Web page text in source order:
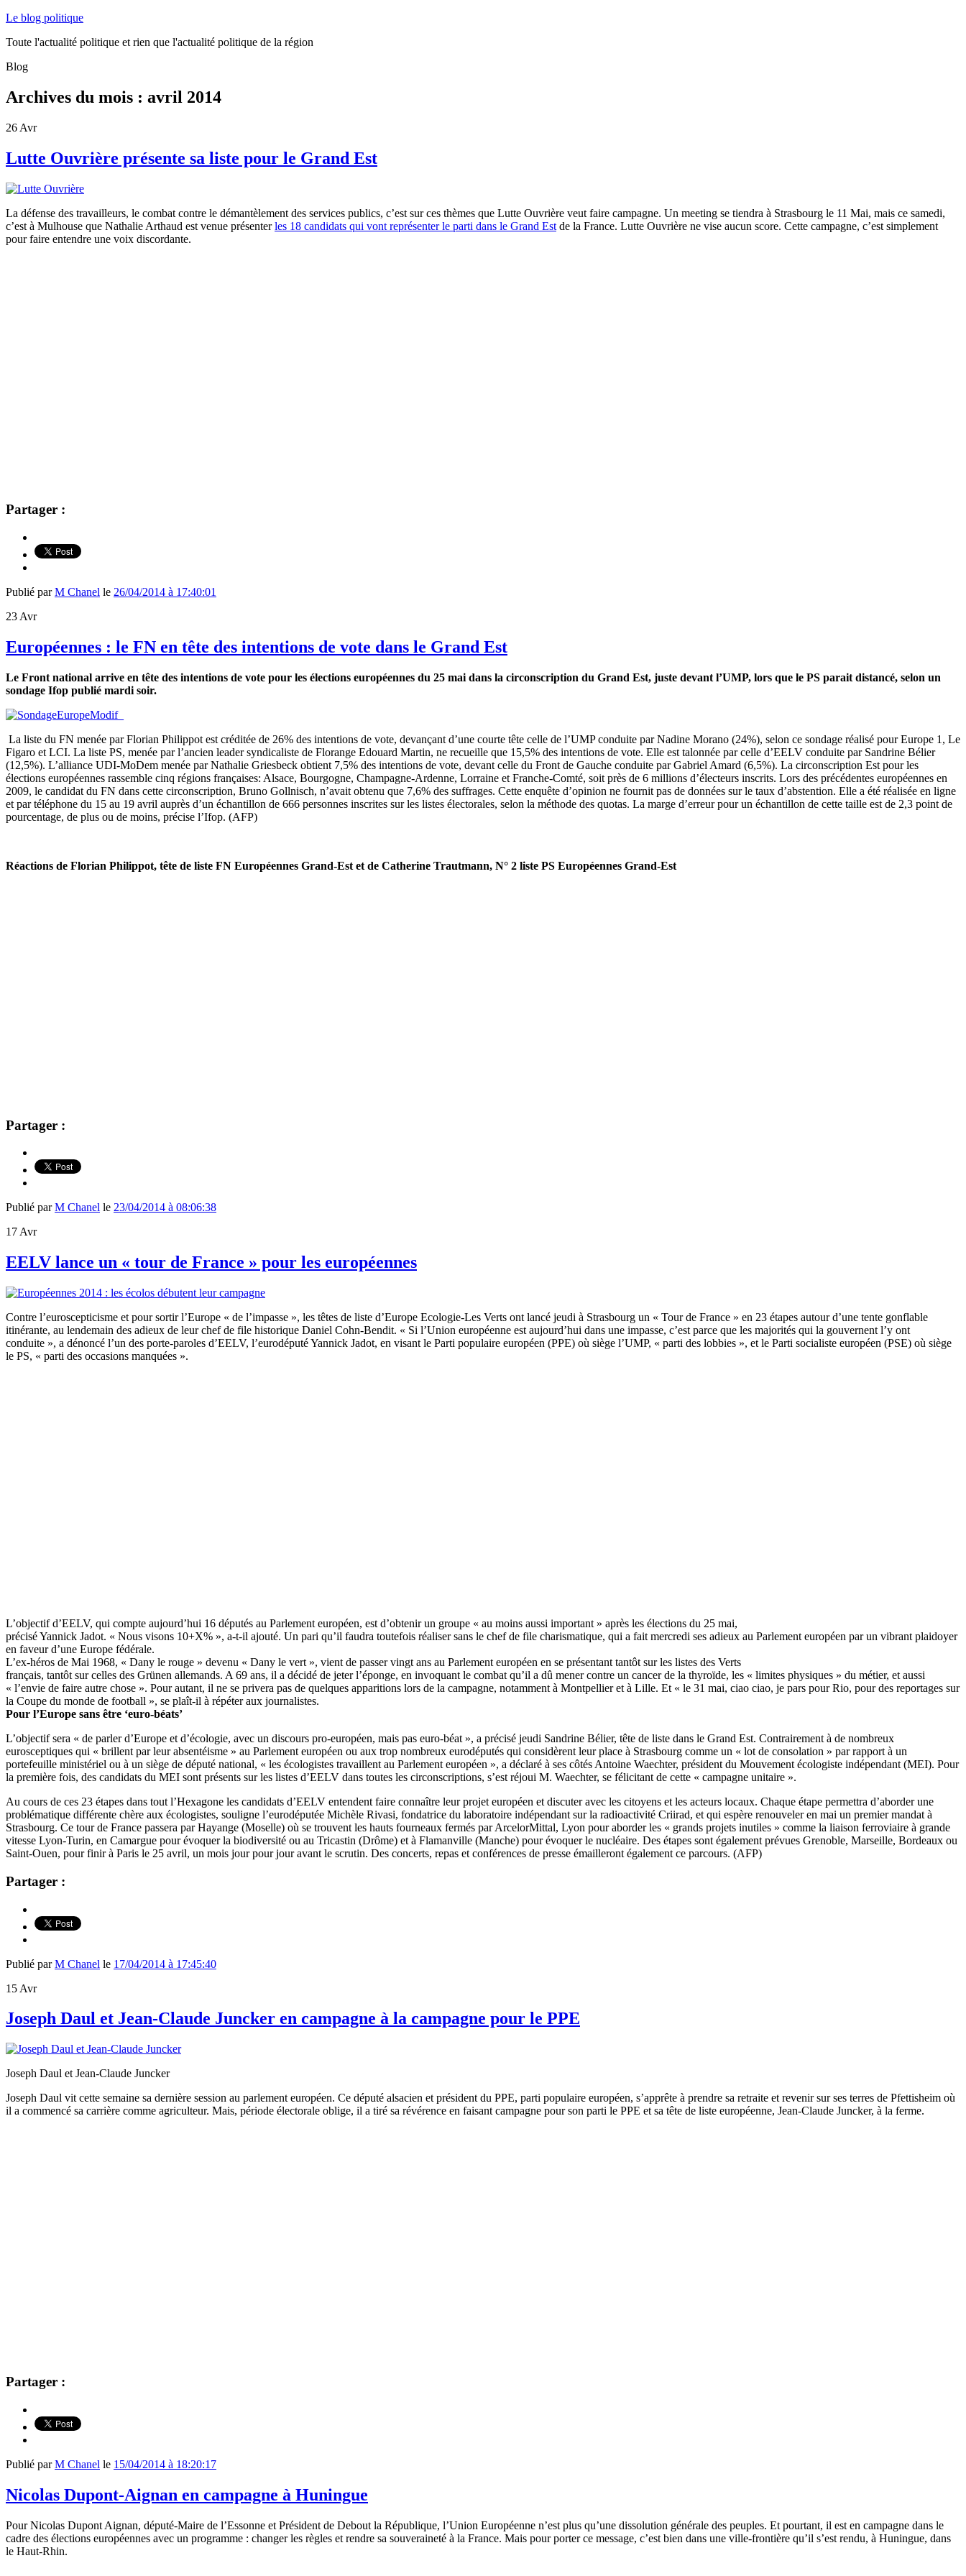
Le blog politique
Toute l'actualité politique et rien que l'actualité politique de la région
Blog
Archives du mois : avril 2014
26 Avr
Lutte Ouvrière présente sa liste pour le Grand Est
La défense des travailleurs, le combat contre le démantèlement des services publics, c’est sur ces thèmes que Lutte Ouvrière veut faire campagne. Un meeting se tiendra à Strasbourg le 11 Mai, mais ce samedi,
c’est à Mulhouse que Nathalie Arthaud est venue présenterles 18 candidats qui vont représenter le parti dans le Grand Est de la France. Lutte Ouvrière ne vise aucun score. Cette campagne, c’est simplement
pour faire entendre une voix discordante.
Partager :
Publié parM Chanel le 26/04/2014 à 17:40:01
23 Avr
Européennes : le FN en tête des intentions de vote dans le Grand Est
Le Front national arrive en tête des intentions de vote pour les élections européennes du 25 mai dans la circonscription du Grand Est, juste devant l’UMP, lors que le PS parait distancé, selon un
sondage Ifop publié mardi soir.
La liste du FN menée par Florian Philippot est créditée de 26% des intentions de vote, devançant d’une courte tête celle de l’UMP conduite par Nadine Morano (24%), selon ce sondage réalisé pour Europe 1, Le
Figaro et LCI. La liste PS, menée par l’ancien leader syndicaliste de Florange Edouard Martin, ne recueille que 15,5% des intentions de vote. Elle est talonnée par celle d’EELV conduite par Sandrine Bélier
(12,5%). L’alliance UDI-MoDem menée par Nathalie Griesbeck obtient 7,5% des intentions de vote, devant celle du Front de Gauche conduite par Gabriel Amard (6,5%). La circonscription Est pour les
élections européennes rassemble cinq régions françaises: Alsace, Bourgogne, Champagne-Ardenne, Lorraine et Franche-Comté, soit près de 6 millions d’électeurs inscrits. Lors des précédentes européennes en
2009, le candidat du FN dans cette circonscription, Bruno Gollnisch, n’avait obtenu que 7,6% des suffrages. Cette enquête d’opinion ne fournit pas de données sur le taux d’abstention. Elle a été réalisée en ligne
et par téléphone du 15 au 19 avril auprès d’un échantillon de 666 personnes inscrites sur les listes électorales, selon la méthode des quotas. La marge d’erreur pour un échantillon de cette taille est de 2,3 point de
pourcentage, de plus ou de moins, précise l’Ifop. (AFP)
Réactions de Florian Philippot, tête de liste FN Européennes Grand-Est et de Catherine Trautmann, N° 2 liste PS Européennes Grand-Est
Partager :
Publié parM Chanel le 23/04/2014 à 08:06:38
17 Avr
EELV lance un « tour de France » pour les européennes
Contre l’euroscepticisme et pour sortir l’Europe « de l’impasse », les têtes de liste d’Europe Ecologie-Les Verts ont lancé jeudi à Strasbourg un « Tour de France » en 23 étapes autour d’une tente gonflable
itinérante, au lendemain des adieux de leur chef de file historique Daniel Cohn-Bendit. « Si l’Union européenne est aujourd’hui dans une impasse, c’est parce que les majorités qui la gouvernent l’y ont
conduite », a dénoncé l’un des porte-paroles d’EELV, l’eurodéputé Yannick Jadot, en visant le Parti populaire européen (PPE) où siège l’UMP, « parti des lobbies », et le Parti socialiste européen (PSE) où siège
le PS, « parti des occasions manquées ».
L’objectif d’EELV, qui compte aujourd’hui 16 députés au Parlement européen, est d’obtenir un groupe « au moins aussi important » après les élections du 25 mai,
précisé Yannick Jadot. « Nous visons 10+X% », a-t-il ajouté. Un pari qu’il faudra toutefois réaliser sans le chef de file charismatique, qui a fait mercredi ses adieux au Parlement européen par un vibrant plaidoyer
en faveur d’une Europe fédérale.
L’ex-héros de Mai 1968, « Dany le rouge » devenu « Dany le vert », vient de passer vingt ans au Parlement européen en se présentant tantôt sur les listes des Verts
français, tantôt sur celles des Grünen allemands. A 69 ans, il a décidé de jeter l’éponge, en invoquant le combat qu’il a dû mener contre un cancer de la thyroïde, les « limites physiques » du métier, et aussi
« l’envie de faire autre chose ». Pour autant, il ne se privera pas de quelques apparitions lors de la campagne, notamment à Montpellier et à Lille. Et « le 31 mai, ciao ciao, je pars pour Rio, pour des reportages sur
la Coupe du monde de football », se plaît-il à répéter aux journalistes.
Pour l’Europe sans être ‘euro-béats’
L’objectif sera « de parler d’Europe et d’écologie, avec un discours pro-européen, mais pas euro-béat », a précisé jeudi Sandrine Bélier, tête de liste dans le Grand Est. Contrairement à de nombreux
eurosceptiques qui « brillent par leur absentéisme » au Parlement européen ou aux trop nombreux eurodéputés qui considèrent leur place à Strasbourg comme un « lot de consolation » par rapport à un
portefeuille ministériel ou à un siège de député national, « les écologistes travaillent au Parlement européen », a déclaré à ses côtés Antoine Waechter, président du Mouvement écologiste indépendant (MEI). Pour
la première fois, des candidats du MEI sont présents sur les listes d’EELV dans toutes les circonscriptions, s’est réjoui M. Waechter, se félicitant de cette « campagne unitaire ».
Au cours de ces 23 étapes dans tout l’Hexagone les candidats d’EELV entendent faire connaître leur projet européen et discuter avec les citoyens et les acteurs locaux. Chaque étape permettra d’aborder une
problématique différente chère aux écologistes, souligne l’eurodéputée Michèle Rivasi, fondatrice du laboratoire indépendant sur la radioactivité Criirad, et qui espère renouveler en mai un premier mandat à
Strasbourg. Ce tour de France passera par Hayange (Moselle) où se trouvent les hauts fourneaux fermés par ArcelorMittal, Lyon pour aborder les « grands projets inutiles » comme la liaison ferroviaire à grande
vitesse Lyon-Turin, en Camargue pour évoquer la biodiversité ou au Tricastin (Drôme) et à Flamanville (Manche) pour évoquer le nucléaire. Des étapes sont également prévues Grenoble, Marseille, Bordeaux ou
Saint-Ouen, pour finir à Paris le 25 avril, un mois jour pour jour avant le scrutin. Des concerts, repas et conférences de presse émailleront également ce parcours. (AFP)
Partager :
Publié parM Chanel le 17/04/2014 à 17:45:40
15 Avr
Joseph Daul et Jean-Claude Juncker en campagne à la campagne pour le PPE
Joseph Daul et Jean-Claude Juncker
Joseph Daul vit cette semaine sa dernière session au parlement européen. Ce député alsacien et président du PPE, parti populaire européen, s’apprête à prendre sa retraite et revenir sur ses terres de Pfettisheim où
il a commencé sa carrière comme agriculteur. Mais, période électorale oblige, il a tiré sa révérence en faisant campagne pour son parti le PPE et sa tête de liste européenne, Jean-Claude Juncker, à la ferme.
Partager :
Publié parM Chanel le 15/04/2014 à 18:20:17
Nicolas Dupont-Aignan en campagne à Huningue
Pour Nicolas Dupont Aignan, député-Maire de l’Essonne et Président de Debout la République, l’Union Européenne n’est plus qu’une dissolution générale des peuples. Et pourtant, il est en campagne dans le
cadre des élections européennes avec un programme : changer les règles et rendre sa souveraineté à la France. Mais pour porter ce message, c’est bien dans une ville-frontière qu’il s’est rendu, à Huningue, dans
le Haut-Rhin.